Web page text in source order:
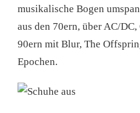
musikalische Bogen
aus den 70ern, über AC/
90ern mit Blur, The
Epochen.